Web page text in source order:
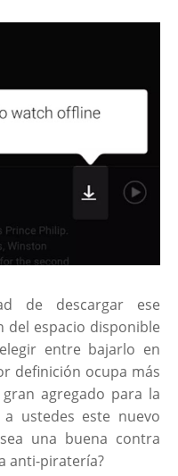
de descargar ese
del espacio disponible
entre bajarlo en
definición ocupa más
agregado para la
ustedes este nuevo
una buena contra
anti-piratería?